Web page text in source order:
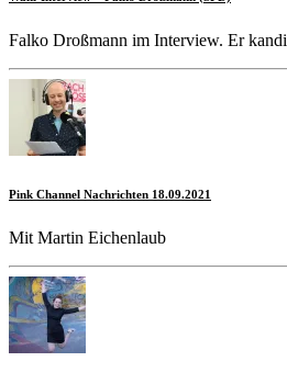
Falko Droßmann im Interview. Er
Pink Channel Nachrichten 18.09.2021
Mit Martin Eichenlaub